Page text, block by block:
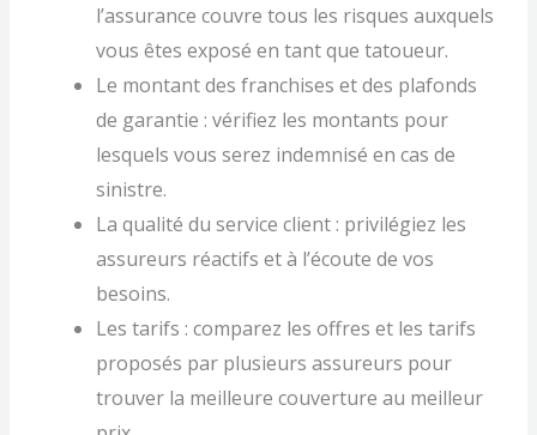
l’assurance couvre tous les risques auxquels
vous êtes exposé en tant que tatoueur.
Le montant des franchises et des plafonds
de garantie : vérifiez les montants pour
lesquels vous serez indemnisé en cas de
sinistre.
La qualité du service client : privilégiez les
assureurs réactifs et à l’écoute de vos
besoins.
Les tarifs : comparez les offres et les tarifs
proposés par plusieurs assureurs pour
trouver la meilleure couverture au meilleur